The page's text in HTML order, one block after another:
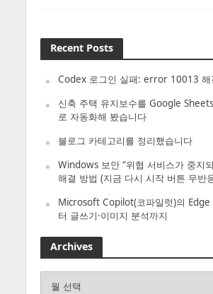
Recent Posts
Codex 로그인 실패: error 10013 해
신축 주택 유지보수를 Google
로 자동화해 봤습니다
블로그 카테고리를 정리했습니다
Windows 보안 “위협 서비스가 중지
해결 방법 (지금 다시 시작 버튼 무반
Microsoft Copilot(코파일럿)의 Edge
터 글쓰기·이미지 분석까지
Archives